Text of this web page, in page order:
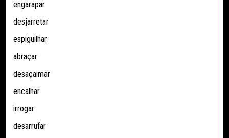
engarapar
desjarretar
espiguilhar
abraçar
desaçaimar
encalhar
irrogar
desarrufar